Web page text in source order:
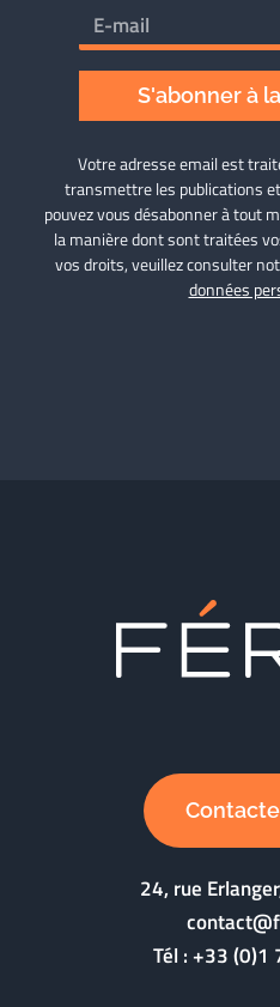
S'abonner à
Votre adresse email est
transmettre les publications
pouvez vous désabonner à tout
la manière dont sont traitées
vos droits, veuillez consulter
données
24, rue
Tél :+33 (0)1